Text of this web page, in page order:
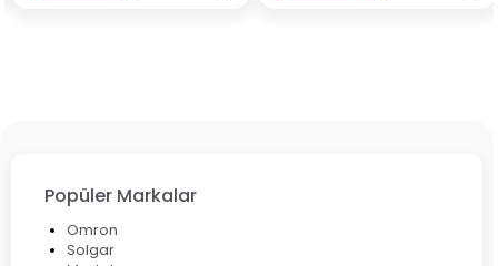
Popüler Markalar
Omron
Solgar